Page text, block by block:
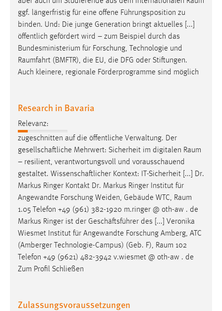
ggf. längerfristig für eine offene Führungsposition zu
binden. Und: Die junge Generation bringt aktuelles [...]
öffentlich gefördert wird – zum Beispiel durch das
Bundesministerium für Forschung, Technologie und
Raumfahrt (BMFTR), die EU, die DFG oder Stiftungen.
Auch kleinere, regionale Förderprogramme sind möglich
Research in Bavaria
Relevanz:
zugeschnitten auf die öffentliche Verwaltung. Der
gesellschaftliche Mehrwert: Sicherheit im digitalen Raum
– resilient, verantwortungsvoll und vorausschauend
gestaltet. Wissenschaftlicher Kontext: IT-Sicherheit [...] Dr.
Markus Ringer Kontakt Dr. Markus Ringer Institut für
Angewandte Forschung Weiden, Gebäude WTC, Raum
1.05 Telefon +49 (961) 382-1920 m.ringer @ oth-aw . de
Markus Ringer ist der Geschäftsführer des [...] Veronika
Wiesmet Institut für Angewandte Forschung Amberg, ATC
(Amberger Technologie-Campus) (Geb. F), Raum 102
Telefon +49 (9621) 482-3942 v.wiesmet @ oth-aw . de
Zum Profil Schließen
Zulassungsvoraussetzungen
EXTERNE MEDIEN
Um Inhalte von Videoplattformen und Social Media
Plattformen anzeigen zu können, werden von diesen
externen Medien Cookies gesetzt.
YouTube